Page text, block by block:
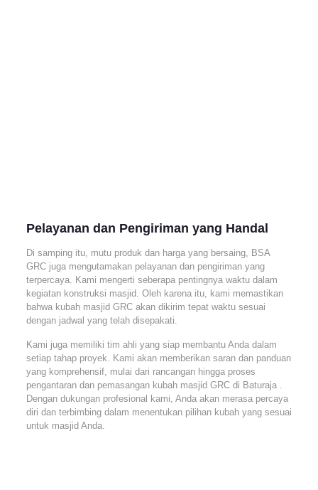
Pelayanan dan Pengiriman yang Handal
Di samping itu, mutu produk dan harga yang bersaing, BSA
GRC juga mengutamakan pelayanan dan pengiriman yang
terpercaya. Kami mengerti seberapa pentingnya waktu dalam
kegiatan konstruksi masjid. Oleh karena itu, kami memastikan
bahwa kubah masjid GRC akan dikirim tepat waktu sesuai
dengan jadwal yang telah disepakati.
Kami juga memiliki tim ahli yang siap membantu Anda dalam
setiap tahap proyek. Kami akan memberikan saran dan panduan
yang komprehensif, mulai dari rancangan hingga proses
pengantaran dan pemasangan kubah masjid GRC di Baturaja .
Dengan dukungan profesional kami, Anda akan merasa percaya
diri dan terbimbing dalam menentukan pilihan kubah yang sesuai
untuk masjid Anda.